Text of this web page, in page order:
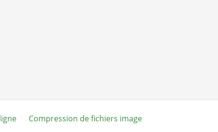
Compression de fichiers image